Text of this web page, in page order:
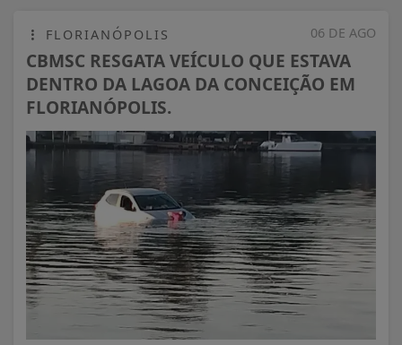
06 DE AGO
FLORIANÓPOLIS
CBMSC RESGATA VEÍCULO QUE ESTAVA
DENTRO DA LAGOA DA CONCEIÇÃO EM
FLORIANÓPOLIS.